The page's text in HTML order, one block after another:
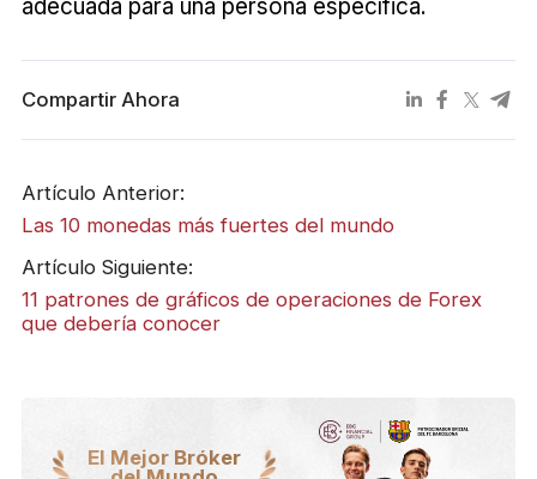
adecuada para una persona específica.
Compartir Ahora
Artículo Anterior:
Las 10 monedas más fuertes del mundo
Artículo Siguiente:
11 patrones de gráficos de operaciones de Forex
que debería conocer
El Mejor Bróker